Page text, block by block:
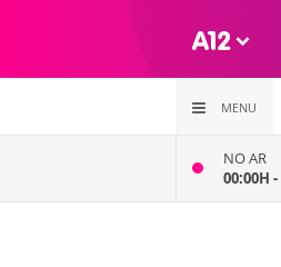
MENU
NO AR
00:00H -